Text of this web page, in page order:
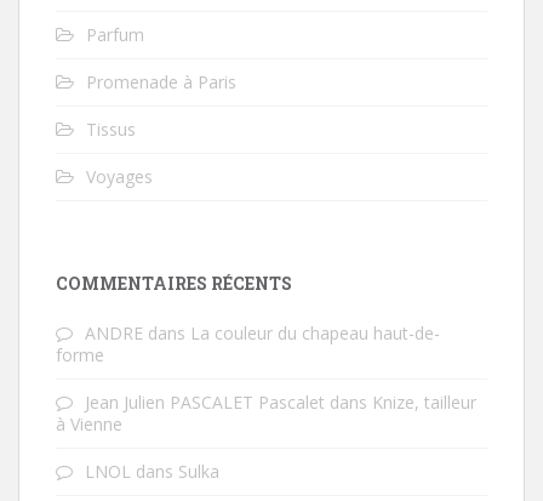
Parfum
Promenade à Paris
Tissus
Voyages
COMMENTAIRES RÉCENTS
ANDRE dans La couleur du chapeau haut-de-
forme
Jean Julien PASCALET Pascalet dans Knize, tailleur
à Vienne
LNOL dans Sulka